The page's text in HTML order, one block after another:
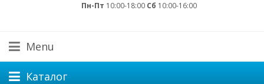
Пн-Пт 10:00-18:00 Сб 10:00-16:00
Menu
Каталог